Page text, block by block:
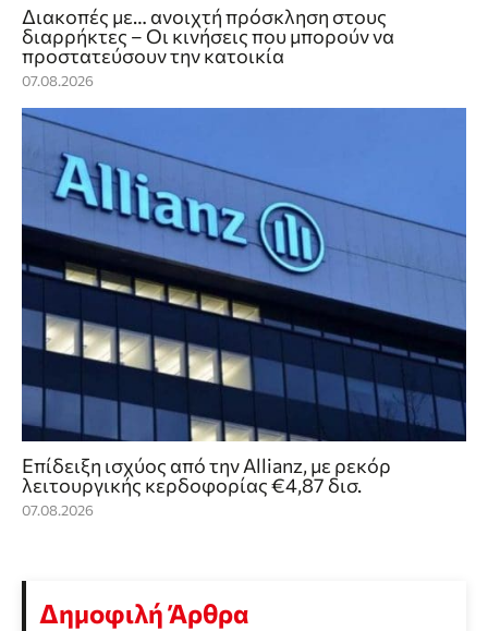
Διακοπές με… ανοιχτή πρόσκληση στους
διαρρήκτες – Οι κινήσεις που μπορούν να
προστατεύσουν την κατοικία
07.08.2026
Επίδειξη ισχύος από την Allianz, με ρεκόρ
λειτουργικής κερδοφορίας €4,87 δισ.
07.08.2026
Δημοφιλή Άρθρα